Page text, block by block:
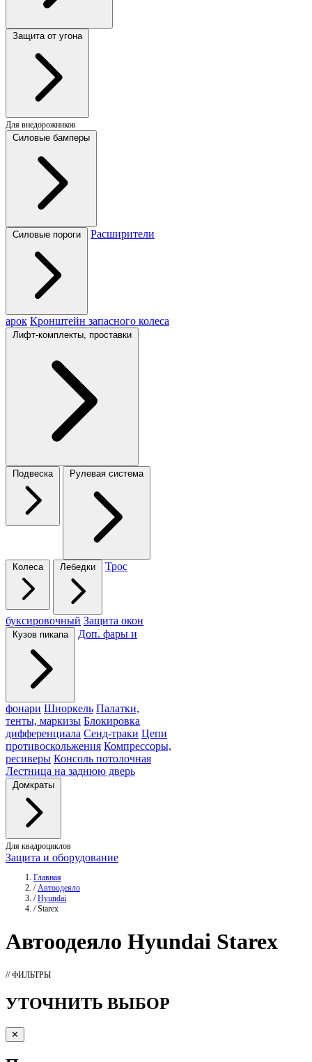
Защита от угона
Для внедорожников
Силовые бамперы
Силовые пороги Расширители
арок Кронштейн запасного колеса
Лифт-комплекты, проставки
Подвеска Рулевая система
Колеса Лебедки Трос
буксировочный Защита окон
Кузов пикапа Доп. фары и
фонари Шноркель Палатки,
тенты, маркизы Блокировка
дифференциала Сенд-траки Цепи
противоскольжения Компрессоры,
ресиверы Консоль потолочная
Лестница на заднюю дверь
Домкраты
Для квадроциклов
Защита и оборудование
Главная
/ Автоодеяло
/ Hyundai
/ Starex
Автоодеяло Hyundai Starex
// ФИЛЬТРЫ
УТОЧНИТЬ ВЫБОР
✕